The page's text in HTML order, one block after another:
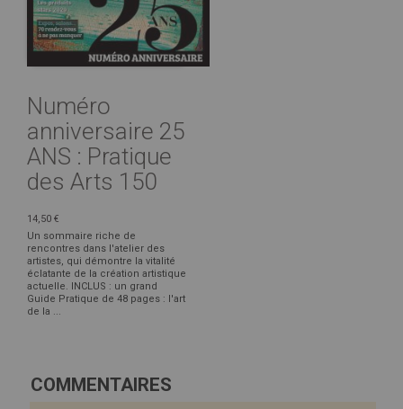
Numéro
anniversaire 25
ANS : Pratique
des Arts 150
14,50 €
Un sommaire riche de
rencontres dans l'atelier des
artistes, qui démontre la vitalité
éclatante de la création artistique
actuelle. INCLUS : un grand
Guide Pratique de 48 pages : l'art
de la ...
COMMENTAIRES